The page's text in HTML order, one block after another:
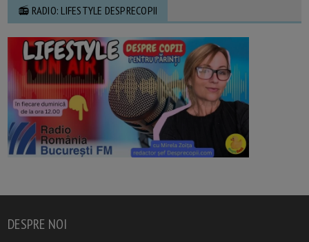
📻 RADIO: LIFESTYLE DESPRECOPII
DESPRE NOI